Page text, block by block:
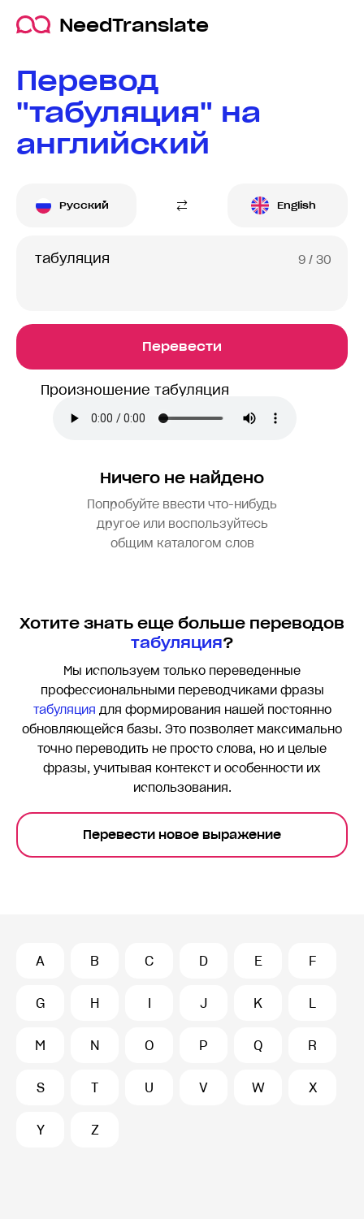
NeedTranslate
Перевод
"табуляция" на
английский
Русский English
9 / 30
Перевести
Произношение табуляция
Ничего не найдено
Попробуйте ввести что-нибудь
другое или воспользуйтесь
общим каталогом слов
Хотите знать еще больше переводов
табуляция?
Мы используем только переведенные
профессиональными переводчиками фразы
табуляция для формирования нашей постоянно
обновляющейся базы. Это позволяет максимально
точно переводить не просто слова, но и целые
фразы, учитывая контекст и особенности их
использования.
Перевести новое выражение
A B C D E F
G H I J K L
M N O P Q R
S T U V W X
Y Z